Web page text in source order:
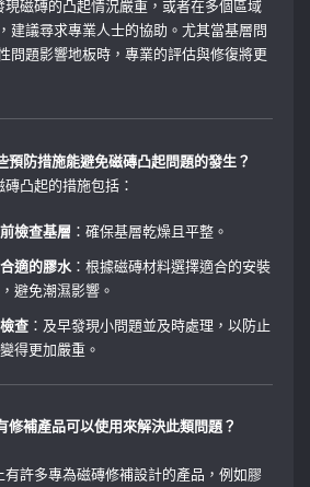
現磁磚的凸起情況嚴重，或者在多個區域
建議尋求專業人士的協助。尤其當基層問
問題影響地板時，專業的評估與修復將更
預防措施能避免磁磚凸起問題的發生？
磚凸起的措施包括：⁣
檢查基層 ：確保基層乾燥且平整。
適的膠水：根據磁磚材料選擇適合的安裝
避免潮濕影響。
查 ：及早發現小問題並及時處理，以防止
得更加嚴重。
修補產品可以使用來解決此類問題？
有許多專為磁磚修補設計的產品，例如膠